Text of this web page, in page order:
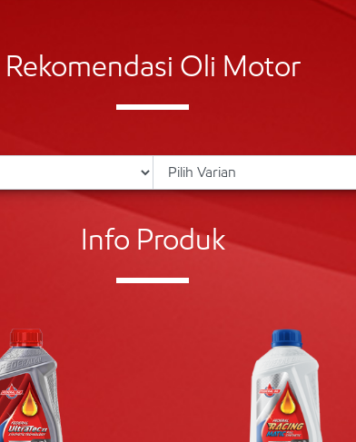
Rekomendasi Oli Motor
Info Produk